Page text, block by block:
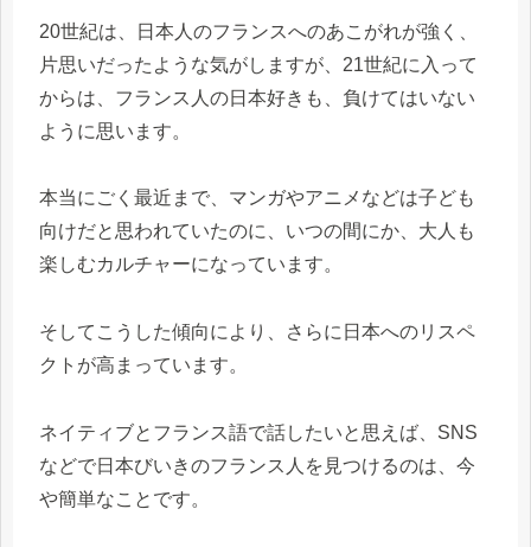
20世紀は、日本人のフランスへのあこがれが強く、
片思いだったような気がしますが、21世紀に入って
からは、フランス人の日本好きも、負けてはいない
ように思います。
本当にごく最近まで、マンガやアニメなどは子ども
向けだと思われていたのに、いつの間にか、大人も
楽しむカルチャーになっています。
そしてこうした傾向により、さらに日本へのリスペ
クトが高まっています。
ネイティブとフランス語で話したいと思えば、SNS
などで日本びいきのフランス人を見つけるのは、今
や簡単なことです。